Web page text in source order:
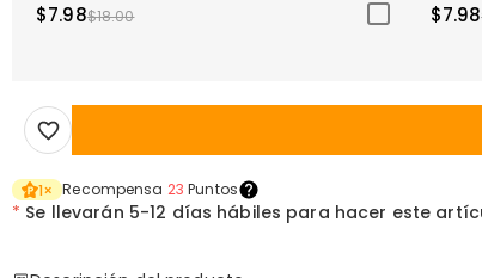
$7.98$18.00 $7.98
1× Recompensa 23 Puntos
* Se llevarán 5-12 días hábiles para hacer este